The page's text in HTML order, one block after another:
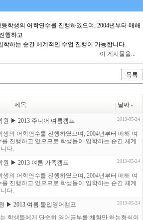
의 어학연수를 진행하였으며, 2004년부터 매해
행하고
순간 체계적인 수업 진행이 가능합니다.
이 게시물을...
목록
제목 날짜
원 ▶ 2013 주니어 여름캠프 2013-05-24
생의 어학연수를 진행하였으며, 2004년부터 매해 여
진행하고 있으므로 학생들이 입학하는 순간 체계
다.
원 ▶ 2013 여름 가족캠프
2013-05-24
생의 어학연수를 진행하였으며, 2004년부터 매해 여
진행하고 있으므로 학생들이 입학하는 순간 체계
다.
▶ 2013 여름 몰입영어캠프
2013-05-24
학생들에게 단순히 영어공부를 체험만 하는형식이